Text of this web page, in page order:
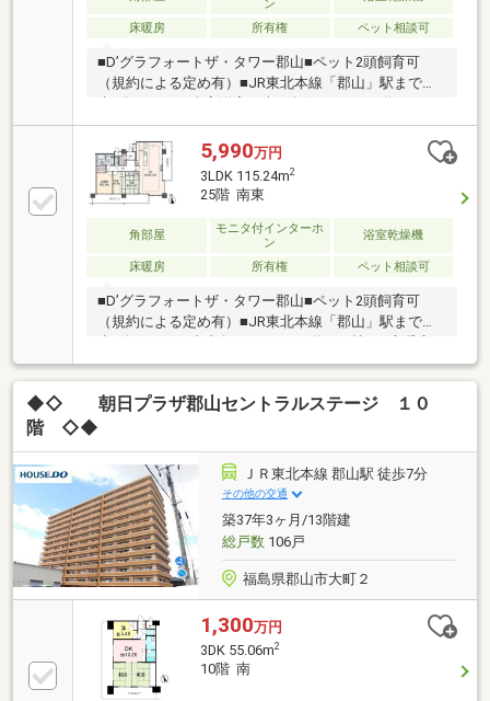
ン
床暖房 所有権 ペット相談可
■D’グラフォートザ・タワー郡山■ペット2頭飼育可
（規約による定め有）■JR東北本線「郡山」駅まで徒
帖）床暖房■免震構造～～ライフインフォメーション
～～郡山市立金透小学校・・・・・・約1090ｍ郡山市
立郡山第二中学校・・約1770ｍビッグア
イ・・・・・・・・・・・・・・・約240ｍうすい百
貨店・・・・・・・・・・・・約720ｍ郡山駅食品館
ピボット・・・・・約540ｍ《お詫びと訂正》２０２
６年３月２５日までに公開していたホームページにお
いて、間取図ならびに間取を３ＬＤＫとして表示して
いましたが、２ＬＤＫの誤りでした。お詫びと共に訂
正いたします。
5,990万円
3LDK 115.24m2
25階 南東
角部屋
モニタ付インターホ
ン
浴室乾燥機
床暖房 所有権 ペット相談可
■D’グラフォートザ・タワー郡山■ペット2頭飼育可
（規約による定め有）■JR東北本線「郡山」駅まで徒
歩5分■3LDK、南東角住戸■LDK（約31.4帖）■床暖房
（LD）■免震構造■アイランドキッチン■シューズイン
クローゼット～～ライフインフォメーション～～郡山
市立金透小学校・・・・・・約1090ｍ郡山市立郡山第
貨店・・・・・・・・・・・・約720ｍ郡山駅食品館
ピボット・・・・・約540ｍ
◆◇ 朝日プラザ郡山セントラルステージ １０
階 ◇◆
ＪＲ東北本線 郡山駅 徒歩7分
その他の交通
築37年3ヶ月/13階建
総戸数106戸
福島県郡山市大町２
1,300万円
3DK 55.06m2
10階 南